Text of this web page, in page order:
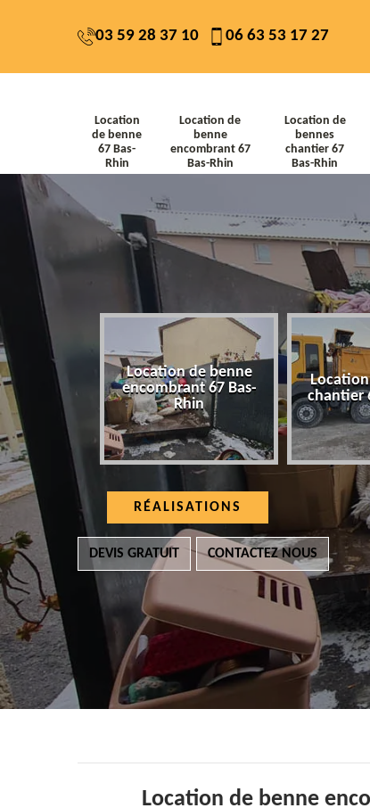
03 59 28 37 10 06 63 53 17 27
Location
de benne
67 Bas-
Rhin
Location de
benne
encombrant 67
Bas-Rhin
Location de
bennes
chantier 67
Bas-Rhin
benne 67
Location de benne
encombrant 67 Bas-
Rhin
chantier
RÉALISATIONS
DEVIS GRATUIT CONTACTEZ NOUS
Location de benne